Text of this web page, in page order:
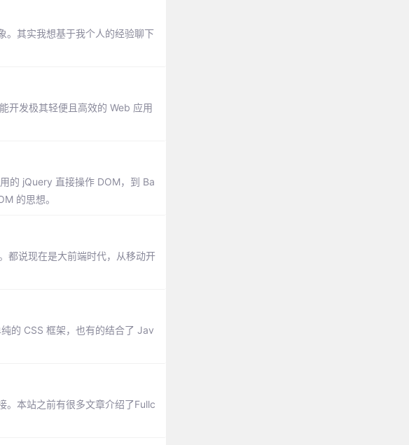
。其实我想基于我个人的经验聊下
开发极其轻便且高效的 Web 应用
的 jQuery 直接操作 DOM，到 Ba
的思想。
都说现在是大前端时代，从移动开
的 CSS 框架，也有的结合了 Jav
。本站之前有很多文章介绍了Fullc